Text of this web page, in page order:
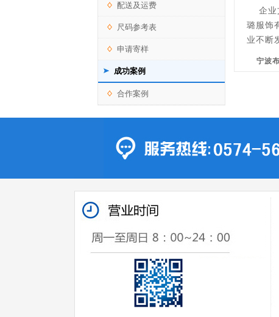
配送及运费
尺码参考表
申请寄样
成功案例
合作案例
企业
璐服饰
业不断
宁波